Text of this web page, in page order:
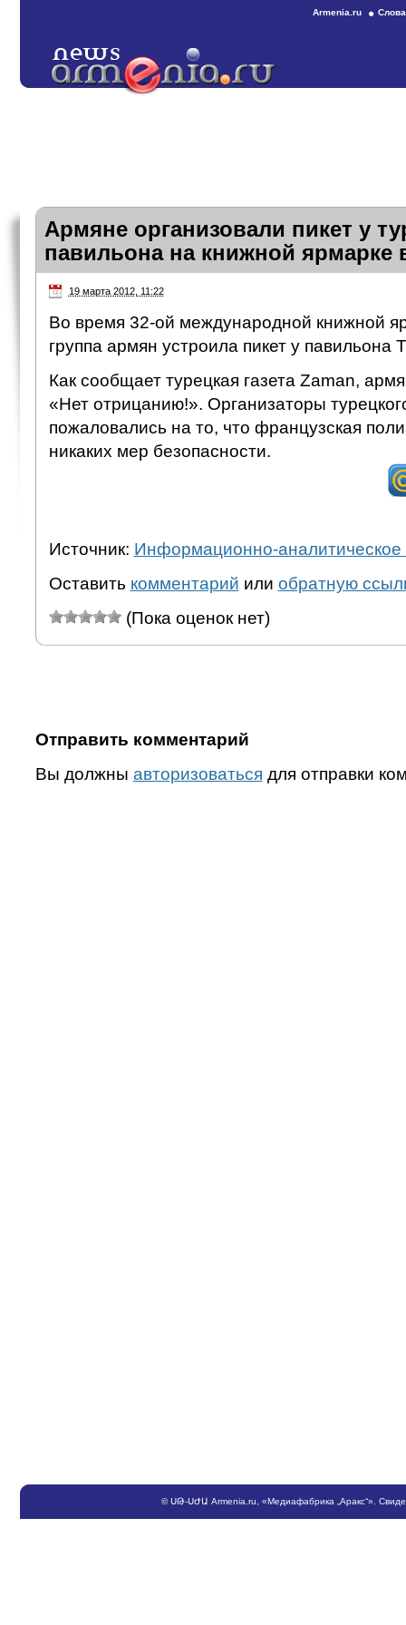
Armenia.ru
Армяне организовали пикет у
павильона на книжной ярмарке
19 марта 2012, 11:22
Во время 32-ой международной книжной
группа армян устроила пикет у павильона
Как сообщает турецкая газета Zaman,
«Нет отрицанию!». Организаторы
пожаловались на то, что французская
никаких мер безопасности.
Источник: Информационно-аналитическое
Оставить комментарий или обратную
(Пока оценок нет)
Отправить комментарий
Вы должны авторизоваться для отправки
©ՍԹ-ՍԺԱ Armenia.ru , «Медиафабрика „Аракс“».